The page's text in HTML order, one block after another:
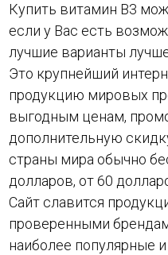
Купить витамин В3
если у Вас есть
лучшие варианты
Это крупнейший
продукцию мировых
выгодным ценам,
дополнительную
страны мира обычно
долларов, от 60
Сайт славится
проверенными
наиболее популярные